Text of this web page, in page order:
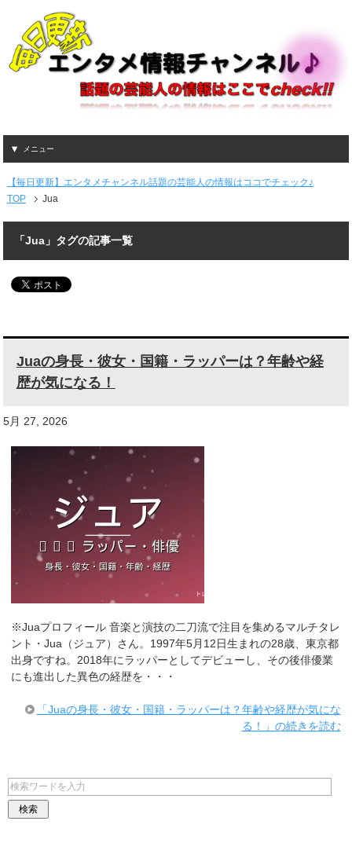
メニュー
【毎日更新】エンタメチャンネル話題の芸能人の情報はココでチェック♪
TOP
Jua
「Jua」タグの記事一覧
Juaの身長・彼女・国籍・ラッパーは？年齢や経
歴が気になる！
5月 27, 2026
※Juaプロフィール 音楽と演技の二刀流で注目を集めるマルチタレ
ント・Jua（ジュア）さん。1997年5月12日生まれの28歳、東京都
出身ですね。2018年にラッパーとしてデビューし、その後俳優業
にも進出した異色の経歴を・・・
「Juaの身長・彼女・国籍・ラッパーは？年齢や経歴が気にな
る！」の続きを読む